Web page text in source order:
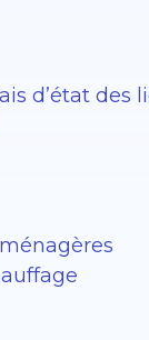
d’état des